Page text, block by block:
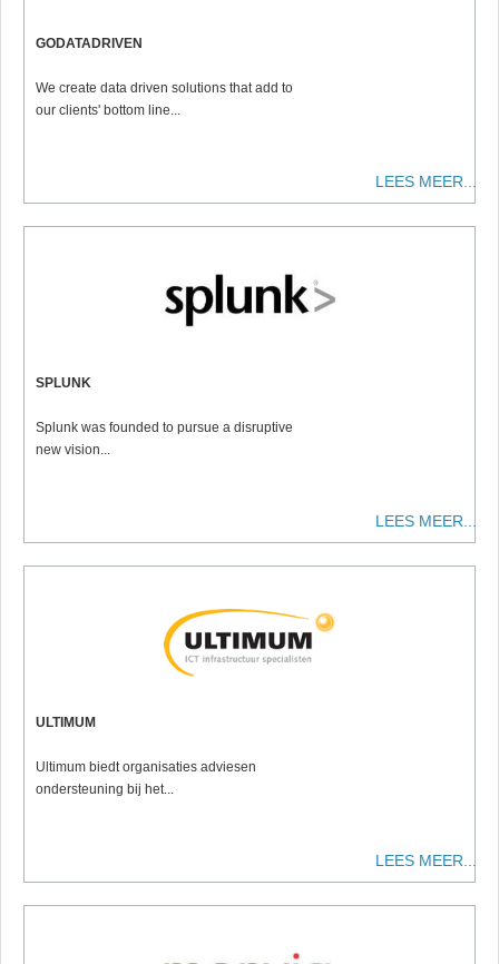
GODATADRIVEN
We create data driven solutions that add to
our clients' bottom line...
LEES MEER...
SPLUNK
Splunk was founded to pursue a disruptive
new vision...
LEES MEER...
ULTIMUM
Ultimum biedt organisaties adviesen
ondersteuning bij het...
LEES MEER...